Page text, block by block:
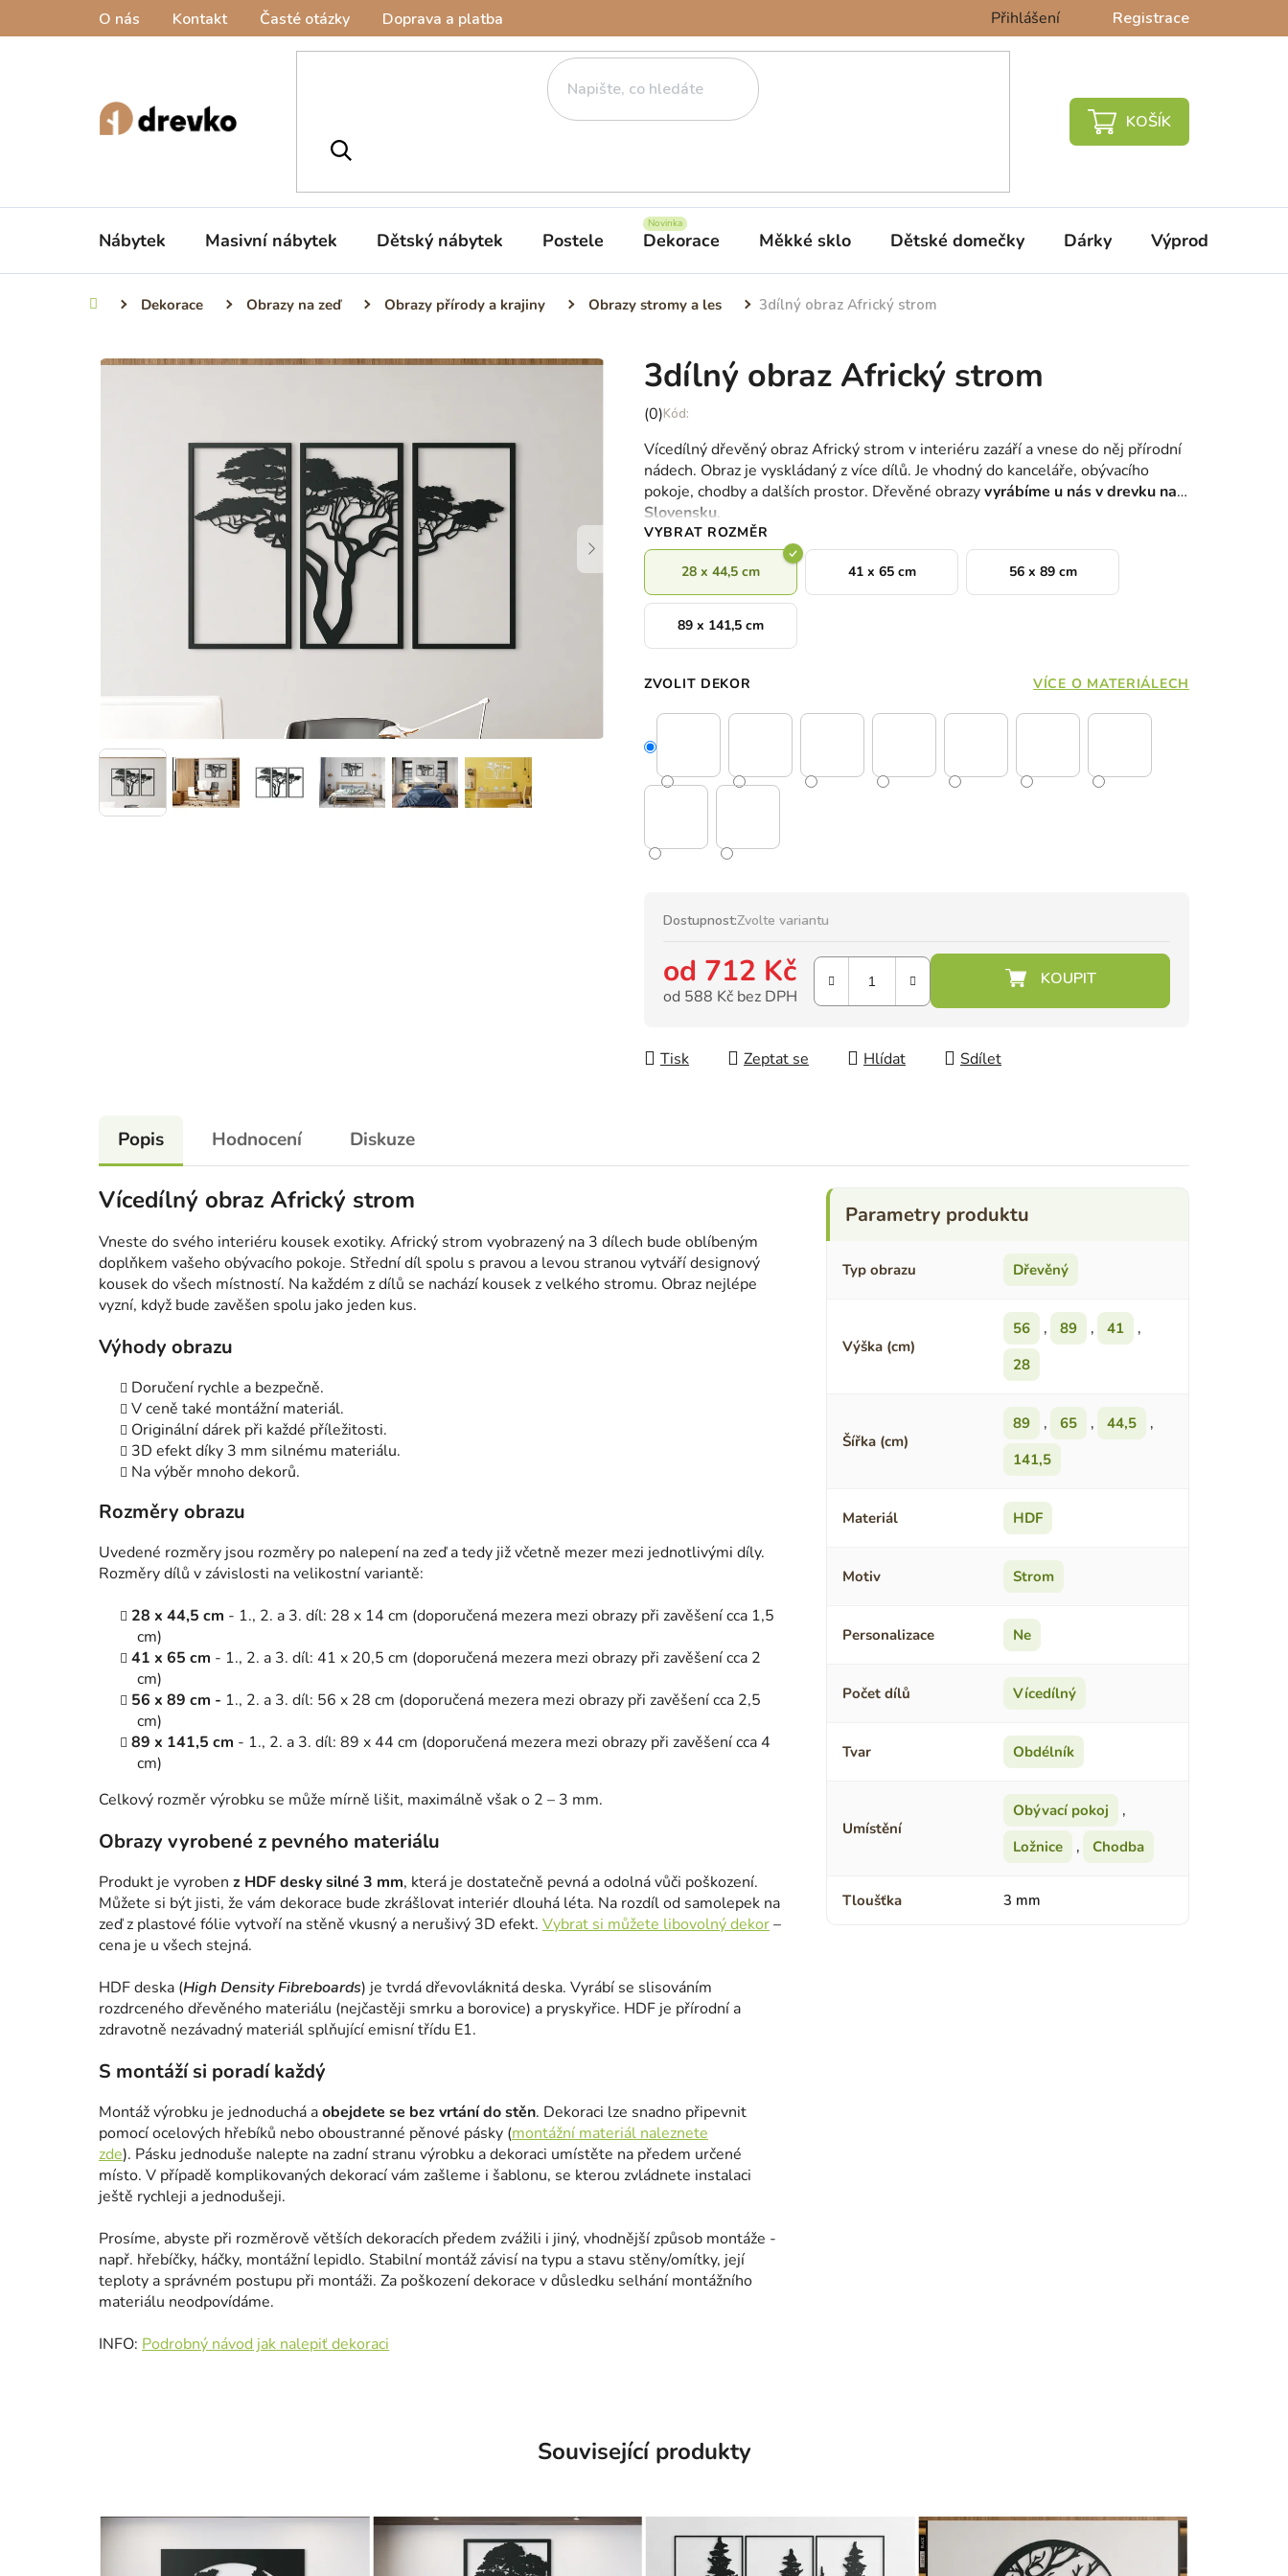
O nás Kontakt Časté otázky Doprava a platba Přihlášení Registrace
NÁKUPNÍ
Nábytek Masivní nábytek Dětský nábytek Postele Dekorace Měkké sklo Dětské domečky Dárky Výprodej %
Domů Dekorace Obrazy na zeď Obrazy přírody a krajiny Obrazy stromy a les 3dílný obraz Africký strom
3dílný obraz Africký strom
Průměrné
produktu
je
0,0
z
5
hvězdiček.
(0)
Vícedílný dřevěný obraz Africký strom v interiéru zazáří a vnese do něj přírodní
nádech. Obraz je vyskládaný z více dílů. Je vhodný do kanceláře, obývacího
pokoje, chodby a dalších prostor. Dřevěné obrazyvyrábíme u nás v drevku na
Slovensku.
VYBRAT ROZMĚR
28 x 44,5 cm 41 x 65 cm 56 x 89 cm
89 x 141,5 cm
ZVOLIT DEKOR VÍCE O MATERIÁLECH
Dostupnost:Zvolte variantu
od 712 Kč
od 588 Kč bez DPH
Tisk
Zeptat se Hlídat Sdílet
Popis Hodnocení Diskuze
Vícedílný obraz Africký strom
Vneste do svého interiéru kousek exotiky. Africký strom vyobrazený na 3 dílech bude oblíbeným
doplňkem vašeho obývacího pokoje. Střední díl spolu s pravou a levou stranou vytváří designový
kousek do všech místností. Na každém z dílů se nachází kousek z velkého stromu. Obraz nejlépe
vyzní, když bude zavěšen spolu jako jeden kus.
Výhody obrazu
Doručení rychle a bezpečně.
V ceně také montážní materiál.
Originální dárek při každé příležitosti.
3D efekt díky 3 mm silnému materiálu.
Na výběr mnoho dekorů.
Rozměry obrazu
Uvedené rozměry jsou rozměry po nalepení na zeď a tedy již včetně mezer mezi jednotlivými díly.
Rozměry dílů v závislosti na velikostní variantě:
28 x 44,5 cm - 1., 2. a 3. díl: 28 x 14 cm (doporučená mezera mezi obrazy při zavěšení cca 1,5
cm)
41 x 65 cm - 1., 2. a 3. díl: 41 x 20,5 cm (doporučená mezera mezi obrazy při zavěšení cca 2
cm)
56 x 89 cm - 1., 2. a 3. díl: 56 x 28 cm (doporučená mezera mezi obrazy při zavěšení cca 2,5
cm)
89 x 141,5 cm - 1., 2. a 3. díl: 89 x 44 cm (doporučená mezera mezi obrazy při zavěšení cca 4
cm)
Celkový rozměr výrobku se může mírně lišit, maximálně však o 2 – 3 mm.
Obrazy vyrobené z pevného materiálu
Produkt je vyroben z HDF desky silné 3 mm, která je dostatečně pevná a odolná vůči poškození.
Můžete si být jisti, že vám dekorace bude zkrášlovat interiér dlouhá léta. Na rozdíl od samolepek na
zeď z plastové fólie vytvoří na stěně vkusný a nerušivý 3D efekt. Vybrat si můžete libovolný dekor–
cena je u všech stejná.
HDF deska (High Density Fibreboards) je tvrdá dřevovláknitá deska. Vyrábí se slisováním
rozdrceného dřevěného materiálu (nejčastěji smrku a borovice) a pryskyřice. HDF je přírodní a
zdravotně nezávadný materiál splňující emisní třídu E1.
S montáží si poradí každý
Montáž výrobku je jednoduchá aobejdete se bez vrtání do stěn. Dekoraci lze snadno připevnit
pomocí ocelových hřebíků nebo oboustranné pěnové pásky (montážní materiál naleznete
zde). Pásku jednoduše nalepte na zadní stranu výrobku a dekoraci umístěte na předem určené
místo. V případě komplikovaných dekorací vám zašleme i šablonu, se kterou zvládnete instalaci
ještě rychleji a jednodušeji.
Prosíme, abyste při rozměrově větších dekoracích předem zvážili i jiný, vhodnější způsob montáže -
např. hřebíčky, háčky, montážní lepidlo. Stabilní montáž závisí na typu a stavu stěny/omítky, její
teploty a správném postupu při montáži. Za poškození dekorace v důsledku selhání montážního
materiálu neodpovídáme.
INFO: Podrobný návod jak nalepiť dekoraci
Typ obrazu Dřevěný
Výška (cm)
56 , 89 , 41
,
28
Šířka (cm)
89 , 65 , 44,5
,
141,5
Materiál HDF
Motiv Strom
Personalizace Ne
Počet dílů Vícedílný
Tvar Obdélník
Umístění
Obývací pokoj
,
Ložnice
, Chodba
Tloušťka 3 mm
Související produkty